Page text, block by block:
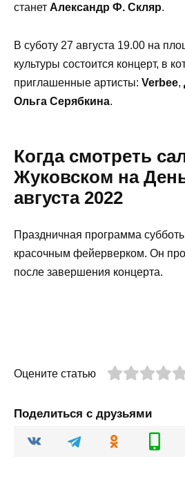
станет Александр Ф. Скляр.
В суботу 27 августа 19.00 на
культуры состоится концерт, в
приглашенные артисты: Verbee,
Ольга Серябкина.
Когда смотреть
Жуковском на
августа 2022
Праздничная программа
красочным фейерверком. Он
после завершения концерта.
Оцените статью
Поделиться с друзьями